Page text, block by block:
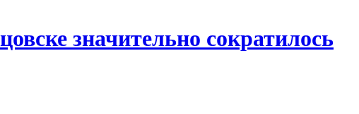
значительно сократилось